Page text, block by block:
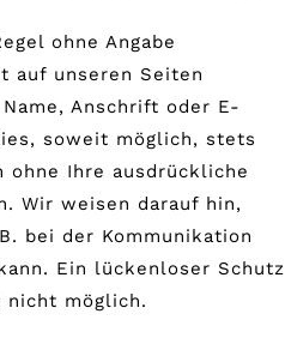
ohne Angabe
auf unseren Seiten
Anschrift oder E-
soweit möglich, stets
Ihre ausdrückliche
Wir weisen darauf hin,
bei der Kommunikation
Ein lückenloser Schutz
möglich.